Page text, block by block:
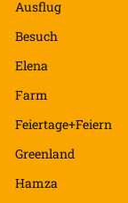
Ausflug
Besuch
Elena
Farm
Feiertage+Feiern
Greenland
Hamza